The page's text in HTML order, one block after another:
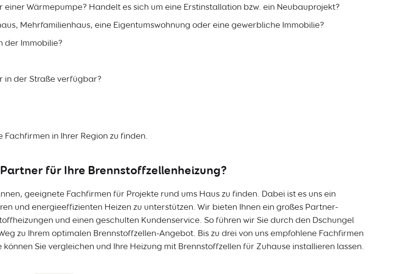
einer Wärmepumpe? Handelt es sich um eine Erstinstallation bzw. ein Neubauprojekt?
Mehrfamilienhaus, eine Eigentumswohnung oder eine gewerbliche Immobilie?
der Immobilie?
in der Straße verfügbar?
in Ihrer Region zu finden.
für Ihre Brennstoffzellenheizung?
geeignete Fachfirmen für Projekte rund ums Haus zu finden. Dabei ist es uns ein
und energieeffizienten Heizen zu unterstützen. Wir bieten Ihnen ein großes Partner-
und einen geschulten Kundenservice. So führen wir Sie durch den Dschungel
zu Ihrem optimalen Brennstoffzellen-Angebot. Bis zu drei von uns empfohlene Fachfirmen
Sie vergleichen und Ihre Heizung mit Brennstoffzellen für Zuhause installieren lassen.